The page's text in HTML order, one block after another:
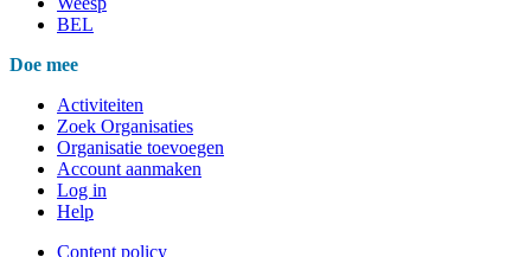
BEL
Doe mee
Activiteiten
Zoek Organisaties
Organisatie toevoegen
Account aanmaken
Log in
Help
Content policy